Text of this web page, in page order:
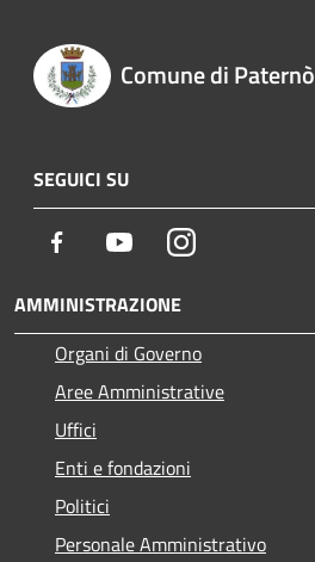
Comune di Paternò
SEGUICI SU
Facebook YoutubeInstagram
AMMINISTRAZIONE
Organi di Governo
Aree Amministrative
Uffici
Enti e fondazioni
Politici
Personale Amministrativo